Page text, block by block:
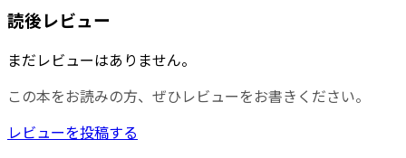
読後レビュー
まだレビューはありません。
この本をお読みの方、ぜひレビューをお書きください。
レビューを投稿する